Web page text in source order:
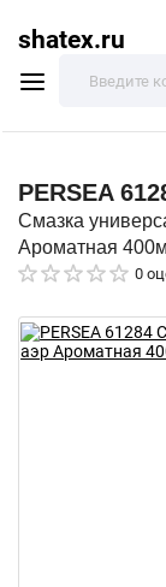
shatex.ru
PERSEA
Смазка
Ароматная
0